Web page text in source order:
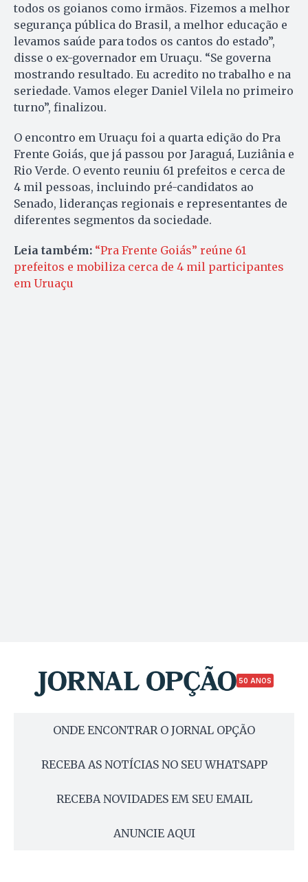
todos os goianos como irmãos. Fizemos a melhor
segurança pública do Brasil, a melhor educação e
levamos saúde para todos os cantos do estado”,
disse o ex-governador em Uruaçu. “Se governa
mostrando resultado. Eu acredito no trabalho e na
seriedade. Vamos eleger Daniel Vilela no primeiro
turno”, finalizou.
O encontro em Uruaçu foi a quarta edição do Pra
Frente Goiás, que já passou por Jaraguá, Luziânia e
Rio Verde. O evento reuniu 61 prefeitos e cerca de
4 mil pessoas, incluindo pré-candidatos ao
Senado, lideranças regionais e representantes de
diferentes segmentos da sociedade.
Leia também: “Pra Frente Goiás” reúne 61
prefeitos e mobiliza cerca de 4 mil participantes
em Uruaçu
50 ANOS
ONDE ENCONTRAR O JORNAL OPÇÃO
RECEBA AS NOTÍCIAS NO SEU WHATSAPP
RECEBA NOVIDADES EM SEU EMAIL
ANUNCIE AQUI